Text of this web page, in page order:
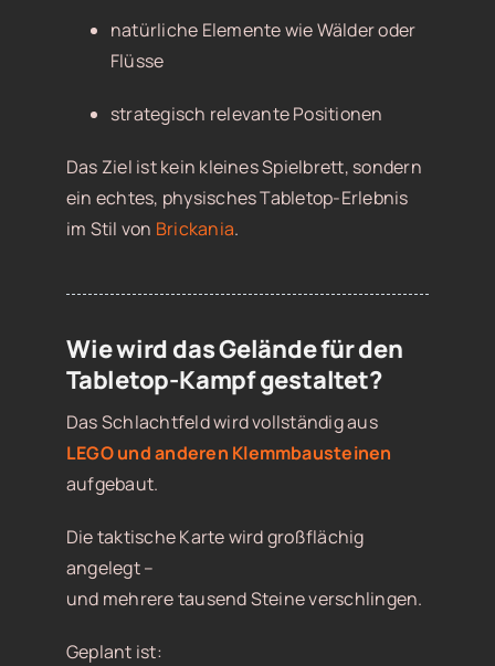
natürliche Elemente wie Wälder oder
Flüsse
strategisch relevante Positionen
Das Ziel ist kein kleines Spielbrett, sondern
ein echtes, physisches Tabletop-Erlebnis
im Stil von Brickania.
Wie wird das Gelände für den
Tabletop-Kampf gestaltet?
Das Schlachtfeld wird vollständig aus
LEGO und anderen Klemmbausteinen
aufgebaut.
Die taktische Karte wird großflächig
angelegt –
und mehrere tausend Steine verschlingen.
Geplant ist: